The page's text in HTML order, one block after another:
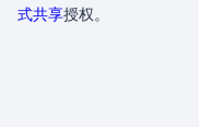
式共享授权。